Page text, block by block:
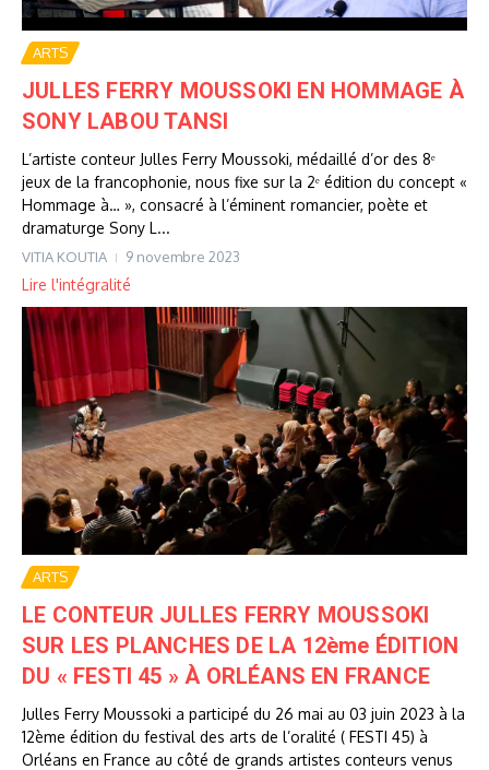
ARTS
JULLES FERRY MOUSSOKI EN HOMMAGE À
SONY LABOU TANSI
L’artiste conteur Julles Ferry Moussoki, médaillé d’or des 8ᵉ
jeux de la francophonie, nous fixe sur la 2ᵉ édition du concept «
Hommage à… », consacré à l’éminent romancier, poète et
dramaturge Sony L...
VITIA KOUTIA 9 novembre 2023
Lire l'intégralité
ARTS
LE CONTEUR JULLES FERRY MOUSSOKI
SUR LES PLANCHES DE LA 12ème ÉDITION
DU « FESTI 45 » À ORLÉANS EN FRANCE
Julles Ferry Moussoki a participé du 26 mai au 03 juin 2023 à la
12ème édition du festival des arts de l’oralité ( FESTI 45) à
Orléans en France au côté de grands artistes conteurs venus